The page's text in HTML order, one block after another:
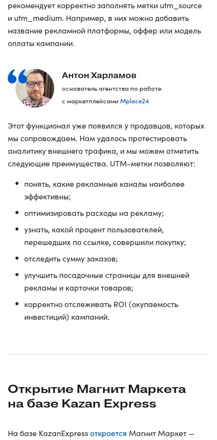
рекомендует корректно заполнять метки utm_source
и utm_medium. Например, в них можно добавить
название рекламной платформы, оффер или модель
оплаты кампании.
Антон Харламов
основатель агентства по работе
с маркетплейсами Mplace24
Этот функционал уже появился у продавцов, которых
мы сопровождаем. Нам удалось протестировать
аналитику внешнего трафика, и мы можем отметить
следующие преимущества. UTM-метки позволяют:
понять, какие рекламные каналы наиболее
эффективны;
оптимизировать расходы на рекламу;
узнать, какой процент пользователей,
перешедших по ссылке, совершили покупку;
отследить сумму заказов;
улучшить посадочные страницы для внешней
рекламы и карточки товаров;
корректно отслеживать ROI (окупаемость
инвестиций) кампаний.
Открытие Магнит Маркета
на базе Kazan Express
На базе KazanExpressоткроется Магнит Маркет —